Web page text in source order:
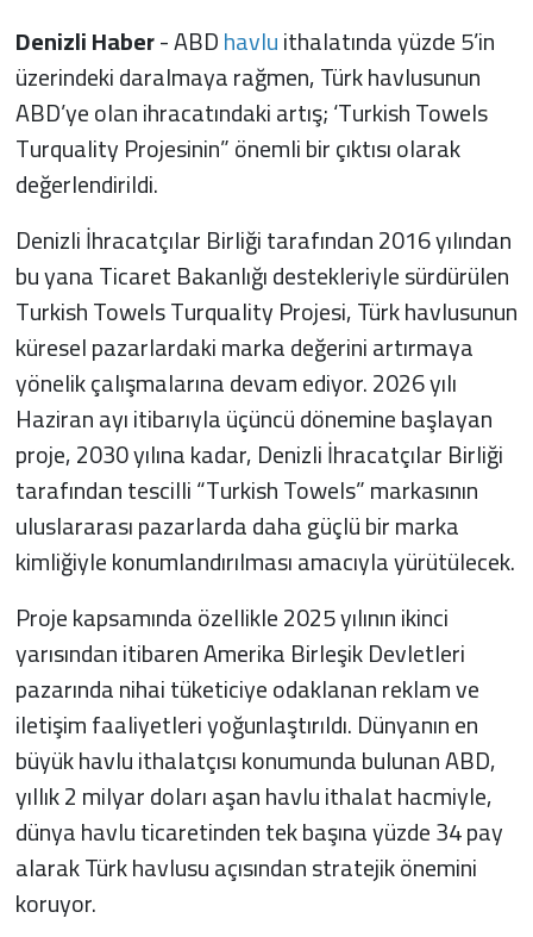
Denizli Haber- ABDhavluithalatında yüzde 5’in
üzerindeki daralmaya rağmen, Türk havlusunun
ABD’ye olan ihracatındaki artış; ‘Turkish Towels
Turquality Projesinin” önemli bir çıktısı olarak
değerlendirildi.
Denizli İhracatçılar Birliği tarafından 2016 yılından
bu yana Ticaret Bakanlığı destekleriyle sürdürülen
Turkish Towels Turquality Projesi, Türk havlusunun
küresel pazarlardaki marka değerini artırmaya
yönelik çalışmalarına devam ediyor. 2026 yılı
Haziran ayı itibarıyla üçüncü dönemine başlayan
proje, 2030 yılına kadar, Denizli İhracatçılar Birliği
tarafından tescilli “Turkish Towels” markasının
uluslararası pazarlarda daha güçlü bir marka
kimliğiyle konumlandırılması amacıyla yürütülecek.
Proje kapsamında özellikle 2025 yılının ikinci
yarısından itibaren Amerika Birleşik Devletleri
pazarında nihai tüketiciye odaklanan reklam ve
iletişim faaliyetleri yoğunlaştırıldı. Dünyanın en
büyük havlu ithalatçısı konumunda bulunan ABD,
yıllık 2 milyar doları aşan havlu ithalat hacmiyle,
dünya havlu ticaretinden tek başına yüzde 34 pay
alarak Türk havlusu açısından stratejik önemini
koruyor.